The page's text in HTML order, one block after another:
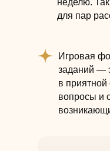
неделю.
для пар
Игровая
заданий —
в
вопросы и